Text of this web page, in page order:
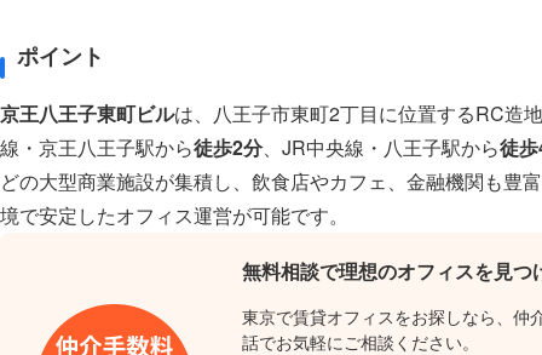
ポイント
京王八王子東町ビルは、八王子市東町2丁目に位置するRC造
線・京王八王子駅から徒歩2分、JR中央線・八王子駅から徒
どの大型商業施設が集積し、飲食店やカフェ、金融機関も豊
境で安定したオフィス運営が可能です。
無料相談で理想のオフィスを見つ
東京で賃貸オフィスをお探しなら、仲
話でお気軽にご相談ください。